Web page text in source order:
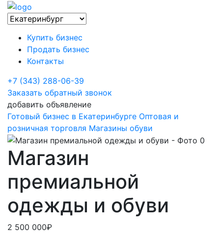
Купить бизнес
Продать бизнес
Контакты
+7 (343) 288-06-39
Заказать обратный звонок
добавить объявление
Готовый бизнес в Екатеринбурге Оптовая и
розничная торговля Магазины обуви
Магазин
премиальной
одежды и обуви
2 500 000₽